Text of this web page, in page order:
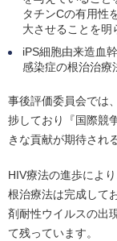
タチンCの有用性
大させることを明
iPS細胞由来造血
感染症の根治治療
事後評価委員会では
捗しており『国際競
きな貢献が期待され
HIV療法の進歩によ
根治療法は完成して
剤耐性ウイルスの出
て残っています。